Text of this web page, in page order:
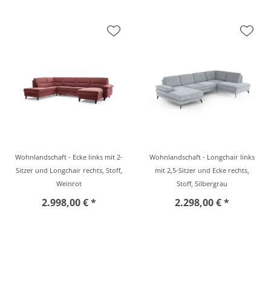
Wohnlandschaft - Ecke links mit 2-
Sitzer und Longchair rechts, Stoff,
Weinrot
2.998,00 € *
Wohnlandschaft - Longchair links
mit 2,5-Sitzer und Ecke rechts,
Stoff, Silbergrau
2.298,00 € *